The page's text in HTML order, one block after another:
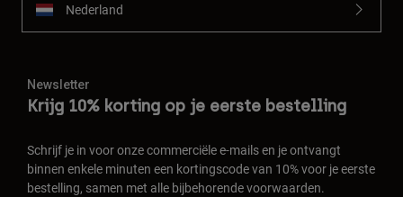
Nederland
Newsletter
Krijg 10% korting op je eerste bestelling
Schrijf je in voor onze commerciële e-mails en je ontvangt
binnen enkele minuten een kortingscode van 10% voor je eerste
bestelling, samen met alle bijbehorende voorwaarden.